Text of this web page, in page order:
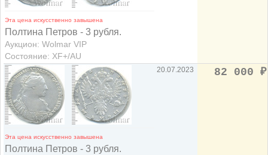
Эта цена искусственно завышена
Полтина Петров - 3 рубля.
Аукцион: Wolmar VIP
Состояние: XF+/AU
Эта цена искусственно завышена
Полтина Петров - 3 рубля.
20.07.2023 82 000 ₽